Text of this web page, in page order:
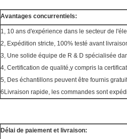
Avantages concurrentiels:
1, 10 ans d'expérience dans le secteur de
2, Expédition stricte, 100% testé avant
3, Une solide équipe de R & D spécialisée
4, Certification de qualité,y compris la
5, Des échantillons peuvent être fournis
6Livraison rapide, les commandes sont
Délai de paiement et livraison: